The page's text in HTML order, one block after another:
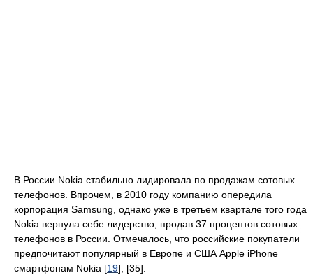
В России Nokia стабильно лидировала по продажам сотовых
телефонов. Впрочем, в 2010 году компанию опередила
корпорация Samsung, однако уже в третьем квартале того года
Nokia вернула себе лидерство, продав 37 процентов сотовых
телефонов в России. Отмечалось, что российские покупатели
предпочитают популярный в Европе и США Apple iPhone
смартфонам Nokia [19], [35].